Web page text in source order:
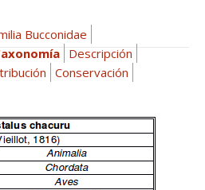
Bucconidae
Descripción
Conservación